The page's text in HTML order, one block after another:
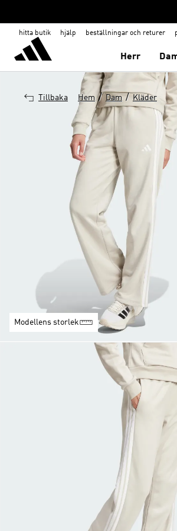
hitta butik hjälp beställningar och returer
Herr
Tillbaka Hem / Dam / Kläder
Modellens storlek